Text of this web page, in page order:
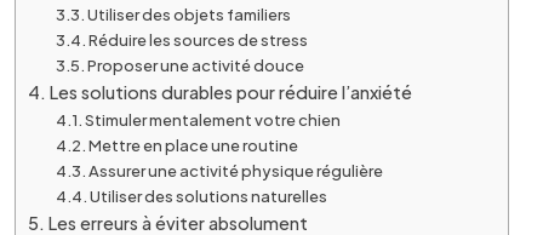
Utiliser des objets familiers
Réduire les sources de stress
Proposer une activité douce
Les solutions durables pour réduire l’anxiété
Stimuler mentalement votre chien
Mettre en place une routine
Assurer une activité physique régulière
Utiliser des solutions naturelles
Les erreurs à éviter absolument